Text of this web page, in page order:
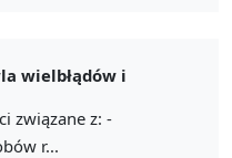
wielbłądów i
związane z: -
r...